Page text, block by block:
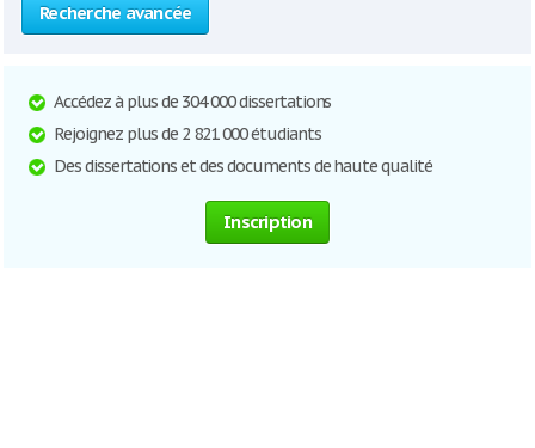
Recherche avancée
Accédez à plus de 304 000 dissertations
Rejoignez plus de 2 821 000 étudiants
Des dissertations et des documents de haute qualité
Inscription